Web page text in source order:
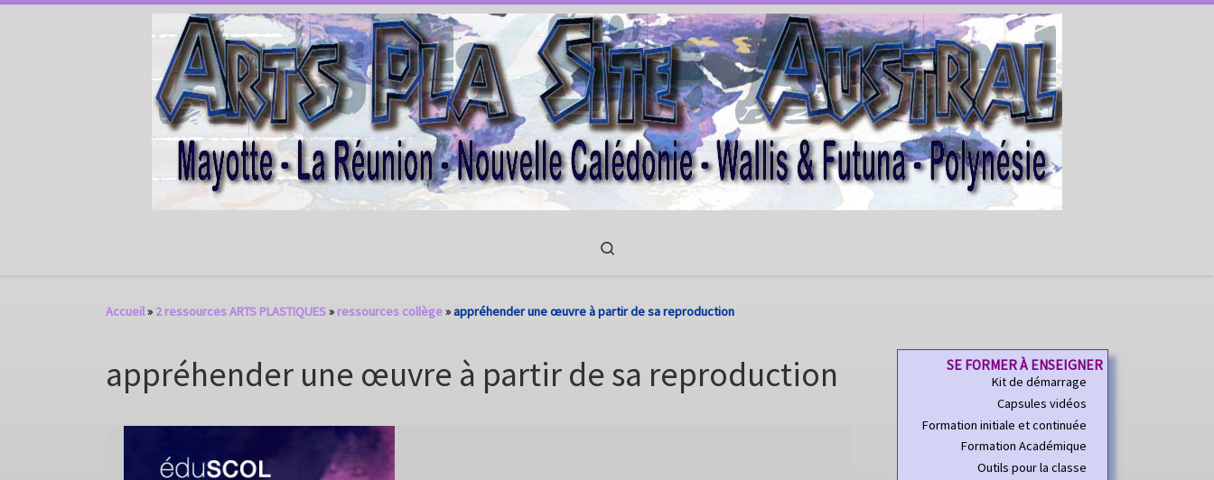
Accueil» 2 ressources ARTS PLASTIQUES» ressources collège»appréhender une œuvre à partir de sa reproduction
appréhender une œuvre à partir de sa reproduction SE FORMER À ENSEIGNER
Kit de démarrage
Capsules vidéos
Formation initiale et continuée
Formation Académique
Outils pour la classe